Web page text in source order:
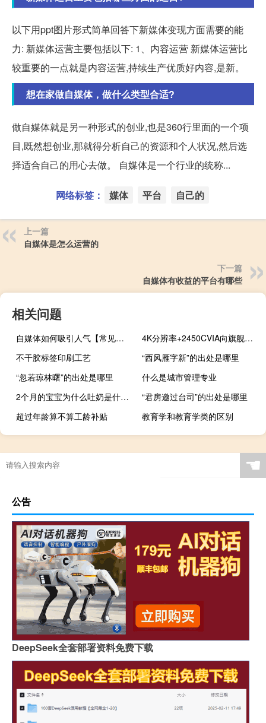
以下用ppt图片形式简单回答下新媒体变现方面需要的能
力: 新媒体运营主要包括以下: 1、内容运营 新媒体运营比
较重要的一点就是内容运营,持续生产优质好内容,是新。
想在家做自媒体，做什么类型合适?
做自媒体就是另一种形式的创业,也是360行里面的一个项
目,既然想创业,那就得分析自己的资源和个人状况,然后选
择适合自己的用心去做。 自媒体是一个行业的统称...
网络标签： 媒体 平台 自己的
上一篇
自媒体是怎么运营的
下一篇
自媒体有收益的平台有哪些
相关问题
自媒体如何吸引人气【常见的策略和方法提高吸引力】
4K分辨率+2450CVIA向旗舰看齐 7K价位内最能打的客厅激光投影仪！当贝X5 Pro评测
不干胶标签印刷工艺
“西风雁字新”的出处是哪里
“忽若琼林曙”的出处是哪里
什么是城市管理专业
2个月的宝宝为什么吐奶是什么原因
“君房邀过台司”的出处是哪里
超过年龄算不算工龄补贴
教育学和教育学类的区别
剑法和剑术的区别
☚
公告
DeepSeek全套部署资料免费下载